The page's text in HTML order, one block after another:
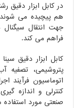
در کابل ابزار دقیق
هم پیچیده می
جهت انتقال
فراهم می کند.
کابل ابزار دقیق
پتروشیمی،
اتوماسیون فرآیند
کنترلی و اندازه
صنعتی مورد